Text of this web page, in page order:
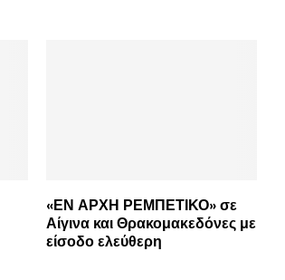
«ΕΝ ΑΡΧΗ ΡΕΜΠΕΤΙΚΟ» σε
Αίγινα και Θρακομακεδόνες με
είσοδο ελεύθερη